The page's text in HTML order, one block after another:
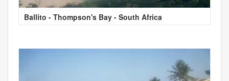
Ballito - Thompson's Bay - South Africa